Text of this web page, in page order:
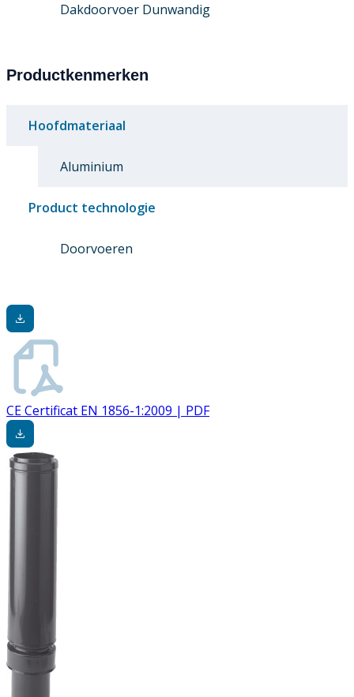
Dakdoorvoer Dunwandig
Productkenmerken
Hoofdmateriaal
Aluminium
Product technologie
Doorvoeren
CE Certificat EN 1856-1:2009 | PDF